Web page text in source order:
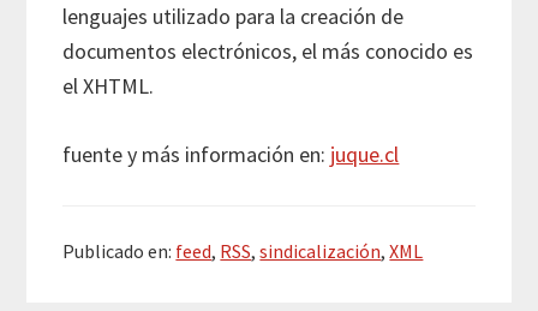
lenguajes utilizado para la creación de
documentos electrónicos, el más conocido es
el XHTML.
fuente y más información en: juque.cl
Publicado en: feed, RSS,sindicalización,XML